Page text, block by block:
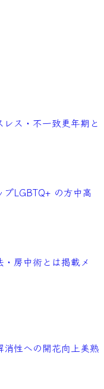
レス・不一致更年期と
プLGBTQ+ の方中高
・房中術とは掲載メ
消性への開花向上美熟